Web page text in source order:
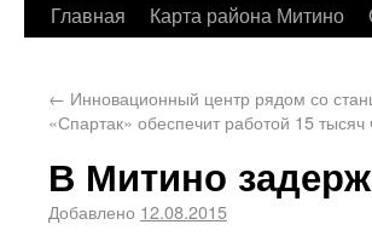
Главная Карта района Митино
← Инновационный центр рядом со
«Спартак» обеспечит работой 15 тысяч
В Митино
Добавлено 12.08.2015